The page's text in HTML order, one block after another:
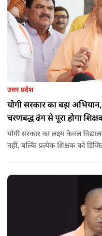
उत्तर प्रदेश
योगी सरकार का बड़ा
चरणबद्ध ढंग से पूरा होगा
योगी सरकार का लक्ष्य केवल
नहीं, बल्कि प्रत्येक शिक्षक को